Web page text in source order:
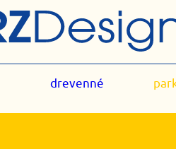
drevenné